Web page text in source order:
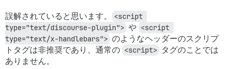
誤解されていると思います。
<script
type="text/discourse-plugin"> や <script
type="text/x-handlebars"> のようなヘッダーのスクリプ
トタグは非推奨であり、通常の <script> タグのことでは
ありません。